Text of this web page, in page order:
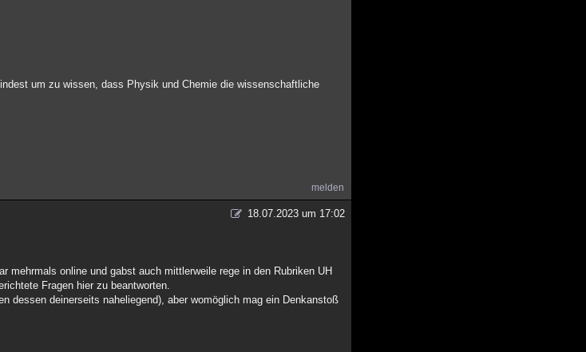
um zu wissen, dass Physik und Chemie die wissenschaftliche
melden
18.07.2023 um 17:02
mehrmals online und gabst auch mittlerweile rege in den Rubriken UH
Fragen hier zu beantworten.
dessen deinerseits naheliegend), aber womöglich mag ein Denkanstoß